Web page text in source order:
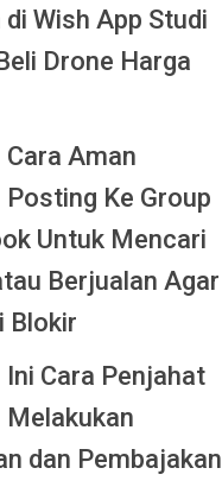
di Wish App Studi
Drone Harga
Cara Aman
Posting Ke Group
Untuk Mencari
Berjualan Agar
Blokir
Ini Cara Penjahat
Melakukan
dan Pembajakan